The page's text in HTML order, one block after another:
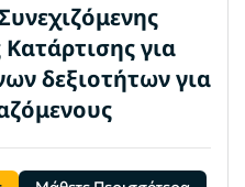
για
δεξιοτήτων για